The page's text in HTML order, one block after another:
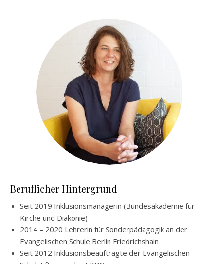
Beruflicher Hintergrund
Seit 2019 Inklusionsmanagerin (Bundesakademie für
Kirche und Diakonie)
2014 – 2020 Lehrerin für Sonderpädagogik an der
Evangelischen Schule Berlin Friedrichshain
Seit 2012 Inklusionsbeauftragte der Evangelischen